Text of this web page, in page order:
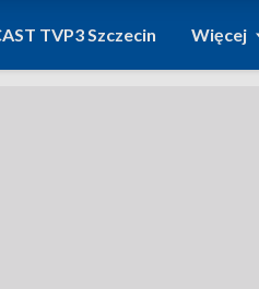
TVP3 Szczecin Więcej